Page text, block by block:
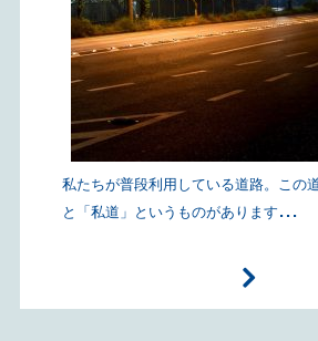
私たちが普段利用している道路。この
と「私道」というものがあります ...